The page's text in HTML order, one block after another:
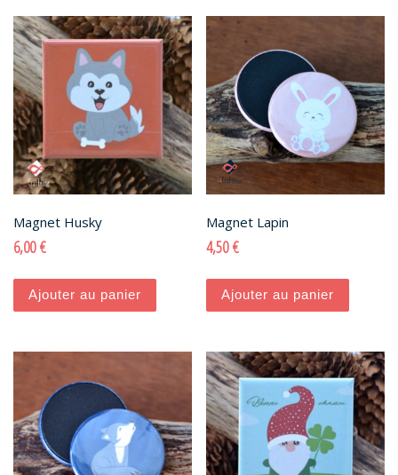
Magnet Husky
6,00€
Ajouter au panier
Magnet Lapin
4,50€
Ajouter au panier